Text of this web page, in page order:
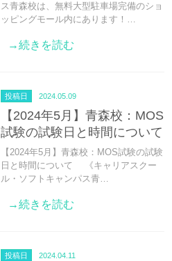
ス青森校は、無料大型駐車場完備のショ
ッピングモール内にあります！…
→続きを読む
投稿日 2024.05.09
【2024年5月】青森校：MOS
試験の試験日と時間について
【2024年5月】青森校：MOS試験の試験
日と時間について 《キャリアスクー
ル・ソフトキャンパス青…
→続きを読む
投稿日 2024.04.11